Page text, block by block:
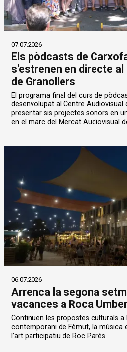
07.07.2026
Els pòdcasts de
s'estrenen en directe al
de Granollers
El programa final del curs de
desenvolupat al Centre Audiovisual
presentar sis projectes sonors en
en el marc del Mercat Audiovisual
06.07.2026
Arrenca la segona
vacances a Roca
Continuen les propostes culturals a
contemporani de Fèmut, la música
l’art participatiu de Roc Parés